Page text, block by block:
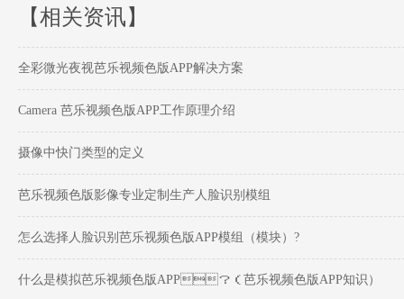
【相关资讯】
全彩微光夜视芭乐视频色版APP解决方案
Camera 芭乐视频色版APP工作原理介绍
摄像中快门类型的定义
芭乐视频色版影像专业定制生产人脸识别模组
怎么选择人脸识别芭乐视频色版APP模组（模块）?
什么是模拟芭乐视频色版APP？（芭乐视频色版APP知识）